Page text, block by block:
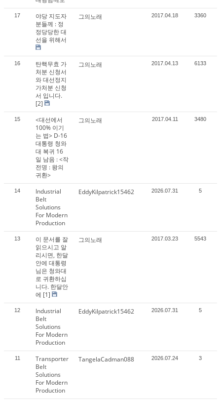
17
야당 지도자
분들께 : 정
정당당한 대
선을 위해서
그의노래 2017.04.18 3360
16
탄핵무효 가
처분 신청서
와 대선정지
가처분 신청
서 입니다.
[2]
그의노래 2017.04.13 6133
15
<대선에서
100% 이기
는 법> D-16
대통령 청와
대 복귀 16
일 남음 : <작
전명 : 왕의
귀환>
그의노래 2017.04.11 3480
14
Industrial
Belt
Solutions
For Modern
Production
EddyKilpatrick15462 2026.07.31 5
13
이 문서를 잘
읽으시고 알
리시면, 한달
안에 대통령
님은 청와대
로 귀환하십
니다. 한달안
에 [1]
그의노래 2017.03.23 5543
12
Industrial
Belt
Solutions
For Modern
Production
EddyKilpatrick15462 2026.07.31 5
11
Transporter
Belt
Solutions
For Modern
Production
TangelaCadman088 2026.07.24 3